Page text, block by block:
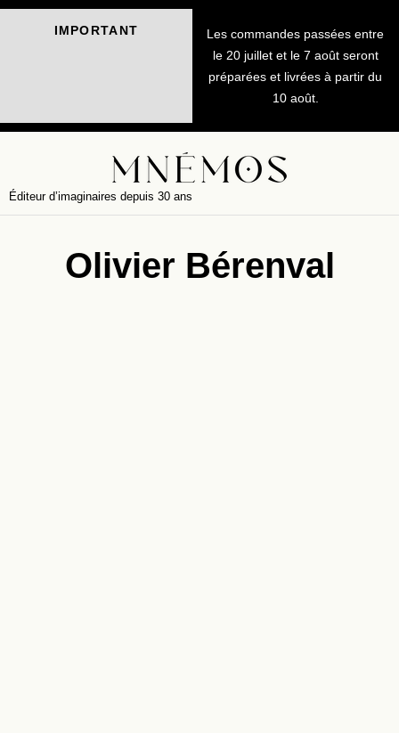
IMPORTANT
Les commandes passées entre
le 20 juillet et le 7 août seront
préparées et livrées à partir du
10 août.
Éditeur d’imaginaires depuis 30 ans
Olivier Bérenval